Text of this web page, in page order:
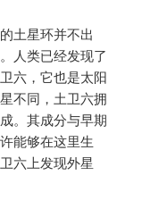
土星环并不出
人类已经发现了
六，它也是太阳
不同，土卫六拥
。其成分与早期
能够在这里生
六上发现外星